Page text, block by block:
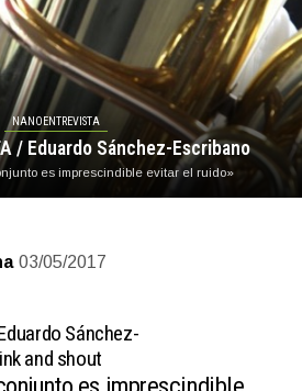
NANOENTREVISTA
/ Eduardo Sánchez-Escribano
es imprescindible evitar el ruido»
03/05/2017
Sánchez-
and shout